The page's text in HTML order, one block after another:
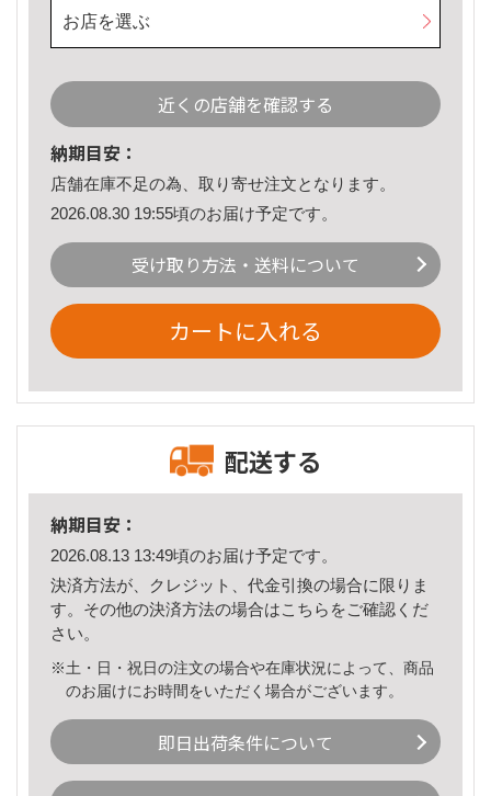
お店を選ぶ
近くの店舗を確認する
納期目安：
店舗在庫不足の為、取り寄せ注文となります。
2026.08.30 19:55頃のお届け予定です。
受け取り方法・送料について
カートに入れる
配送する
納期目安：
2026.08.13 13:49頃のお届け予定です。
決済方法が、クレジット、代金引換の場合に限りま
す。その他の決済方法の場合はこちら をご確認くだ
さい。
※土・日・祝日の注文の場合や在庫状況によって、商品
のお届けにお時間をいただく場合がございます。
即日出荷条件について